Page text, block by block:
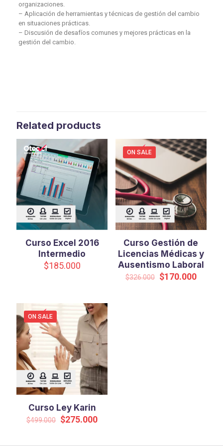
organizaciones.
– Aplicación de herramientas y técnicas de gestión del cambio
en situaciones prácticas.
– Discusión de desafíos comunes y mejores prácticas en la
gestión del cambio.
Related products
Curso Excel 2016
Intermedio
$185.000
ON SALE
Curso Gestión de
Licencias Médicas y
Ausentismo Laboral
$326.000 Original
$170.000
ON SALE
Curso Ley Karin
$499.000 Original
$275.000Current